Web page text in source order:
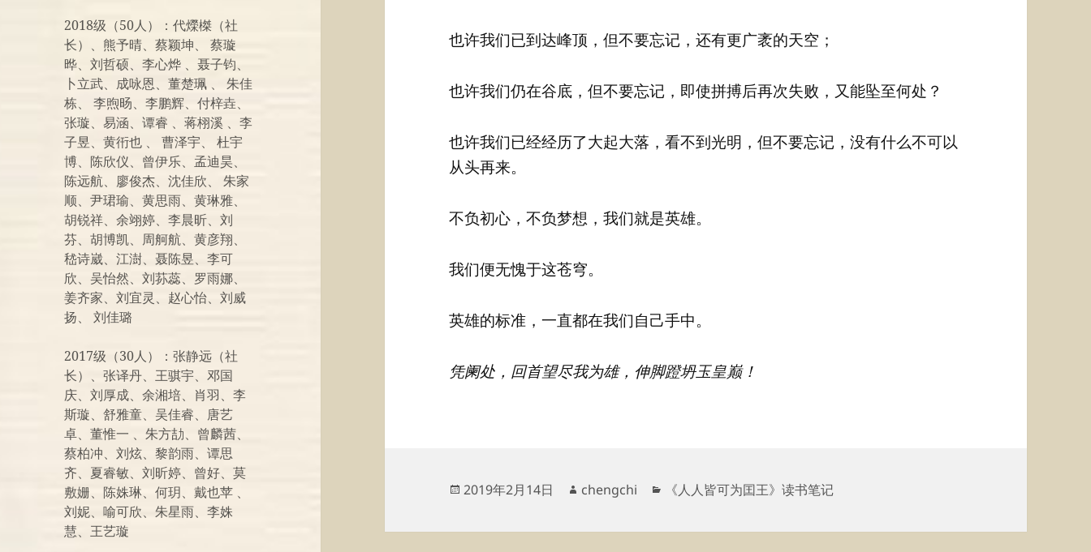
2018级（50人）：代爃榤（社
长）、熊予晴、蔡颖坤、 蔡璇
晔、刘哲硕、李心烨 、聂子钧、
卜立武、成咏恩、董楚珮 、 朱佳
栋、 李煦旸、李鹏辉、付梓垚、
张璇、易涵、谭睿 、蒋栩溪 、李
子昱、黄衎也 、 曹泽宇、 杜宇
博、陈欣仪、曾伊乐、孟迪昊、
陈远航、廖俊杰、沈佳欣、 朱家
顺、尹珺瑜、黄思雨、黄琳雅、
胡锐祥、余翊婷、李晨昕、刘
芬、胡博凯、周舸航、黄彦翔、
嵇诗崴、江澍、聂陈昱、李可
欣、吴怡然、刘荪蕊、罗雨娜、
姜齐家、刘宜灵、赵心怡、刘威
扬、 刘佳璐
2017级（30人）：张静远（社
长）、张译丹、王骐宇、邓国
庆、刘厚成、余湘培、肖羽、李
斯璇、舒雅童、吴佳睿、唐艺
卓、董惟一 、朱方劼、曾麟茜、
蔡柏冲、刘炫、黎韵雨、谭思
齐、夏睿敏、刘昕婷、曾好、莫
敷姗、陈姝琳、何玥、戴也苹 、
刘妮、喻可欣、朱星雨、李姝
慧、王艺璇
也许我们已到达峰顶，但不要忘记，还有更广袤的天空；
也许我们仍在谷底，但不要忘记，即使拼搏后再次失败，又能坠至何处？
也许我们已经经历了大起大落，看不到光明，但不要忘记，没有什么不可以
从头再来。
不负初心，不负梦想，我们就是英雄。
我们便无愧于这苍穹。
英雄的标准，一直都在我们自己手中。
凭阑处，回首望尽我为雄，伸脚蹬坍玉皇巅！
发
于
2019年2月14日
作
chengchi
分
《人人皆可为囯王》读书笔记